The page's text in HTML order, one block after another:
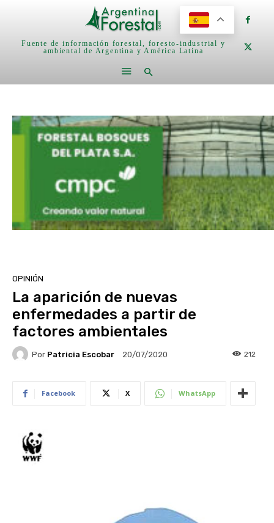
Fuente de información forestal, foresto-industrial y
ambiental de Argentina y América Latina
OPINIÓN
La aparición de nuevas
enfermedades a partir de
factores ambientales
Por Patricia Escobar 20/07/2020 212
Facebook X WhatsApp